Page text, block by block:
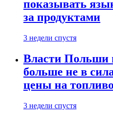
показывать
за продуктами
3 недели спустя
Власти Польши
больше не в
цены на топливо
3 недели спустя